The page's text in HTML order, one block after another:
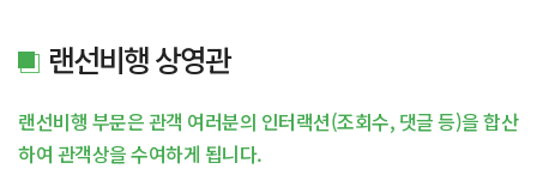
랜선비행 상영관
랜선비행 부문은 관객 여러분의 인터랙션(조회수, 댓글 등)을 합산
하여 관객상을 수여하게 됩니다.